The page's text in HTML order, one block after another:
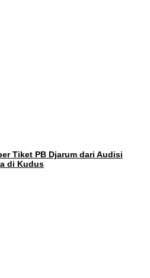
Tiket PB Djarum dari Audisi
di Kudus